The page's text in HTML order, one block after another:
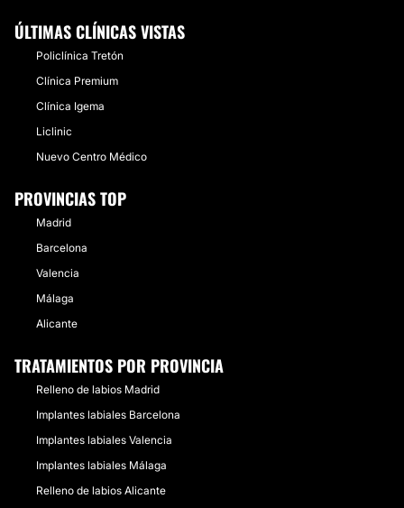
ÚLTIMAS CLÍNICAS VISTAS
Policlínica Tretón
Clínica Premium
Clínica Igema
Liclinic
Nuevo Centro Médico
PROVINCIAS TOP
Madrid
Barcelona
Valencia
Málaga
Alicante
TRATAMIENTOS POR PROVINCIA
Relleno de labios Madrid
Implantes labiales Barcelona
Implantes labiales Valencia
Implantes labiales Málaga
Relleno de labios Alicante